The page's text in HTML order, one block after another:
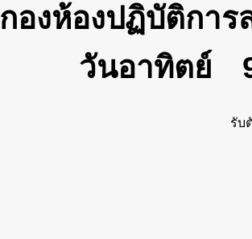
กองห้องปฏิบัติกา
วันอาทิตย์
รับ